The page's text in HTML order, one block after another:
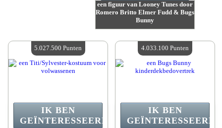
een figuur van Looney Tunes door
Romero Britto Elmer Fudd & Bugs
Bunny
Beschikbare hoeveelheid :4
IK BEN
GEÏNTERESSEERD.
5.027.500 Punten
IK BEN
GEÏNTERESSEERD.
4.033.100 Punten